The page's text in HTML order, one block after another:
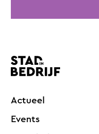
Actueel
Events